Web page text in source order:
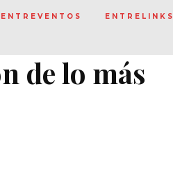
ENTREVENTOS ENTRELINKS
de lo más